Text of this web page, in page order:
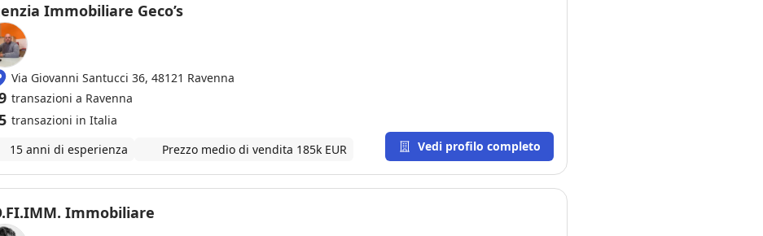
Immobiliare Geco’s
Via Giovanni Santucci 36, 48121 Ravenna
transazioni a Ravenna
transazioni in Italia
15 anni di esperienza
Prezzo medio di vendita 185k EUR Vedi profilo completo
Immobiliare